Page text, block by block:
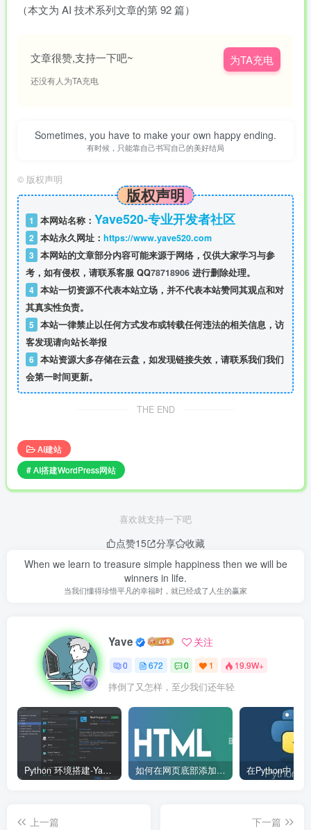
（本文为 AI 技术系列文章的第 92 篇）
文章很赞,支持一下吧~
还没有人为TA充电
为TA充电
Sometimes, you have to make your own happy ending.
有时候，只能靠自己书写自己的美好结局
© 版权声明
版权声明
1 本网站名称： Yave520-专业开发者社区
2 本站永久网址： https://www.yave520.com
3 本网站的文章部分内容可能来源于网络，仅供大家学习与参
考，如有侵权，请联系客服 QQ78718906 进行删除处理。
4 本站一切资源不代表本站立场，并不代表本站赞同其观点和对
其真实性负责。
5 本站一律禁止以任何方式发布或转载任何违法的相关信息，访
客发现请向站长举报
6 本站资源大多存储在云盘，如发现链接失效，请联系我们我们
会第一时间更新。
THE END
AI建站
# AI搭建WordPress网站
喜欢就支持一下吧
点赞15 分享
收藏
When we learn to treasure simple happiness then we will be
winners in life.
当我们懂得珍惜平凡的幸福时，就已经成了人生的赢家
Yave 关注
0 672 0 1 19.9W+
摔倒了又怎样，至少我们还年轻
Python 环境搭建-Yave520-专业开发者社区 如何在网页底部添加版权信息？
上一篇
下一篇